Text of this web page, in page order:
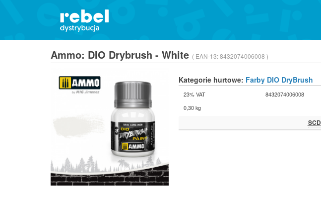
Ammo: DIO Drybrush - White ( EAN-13:8432074006008 )
Kategorie hurtowe: Farby DIO DryBrush
23% VAT 8432074006008
0,30 kg
SCD